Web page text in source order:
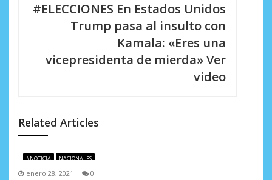
d
e
#ELECCIONES En Estados Unidos
Trump pasa al insulto con
Kamala: «Eres una
vicepresidenta de mierda» Ver
video
Related Articles
#NOTICIA NACIONALES
enero 28, 2021 0